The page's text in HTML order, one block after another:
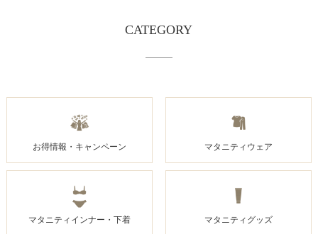
CATEGORY
お得情報・キャンペーン マタニティウェア
マタニティインナー・下着 マタニティグッズ